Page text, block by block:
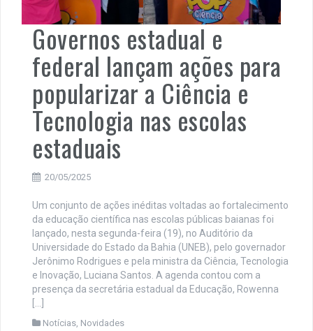
Governos estadual e
federal lançam ações para
popularizar a Ciência e
Tecnologia nas escolas
estaduais
20/05/2025
Um conjunto de ações inéditas voltadas ao fortalecimento
da educação científica nas escolas públicas baianas foi
lançado, nesta segunda-feira (19), no Auditório da
Universidade do Estado da Bahia (UNEB), pelo governador
Jerônimo Rodrigues e pela ministra da Ciência, Tecnologia
e Inovação, Luciana Santos. A agenda contou com a
presença da secretária estadual da Educação, Rowenna
Notícias Novidades